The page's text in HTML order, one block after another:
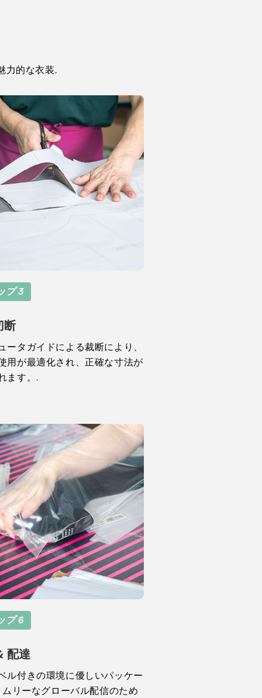
力的な衣装.
プ 3
断
ータガイドによる裁断により、
用が最適化され、正確な寸法が
ます。.
プ 6
配達
ル付きの環境に優しいパッケー
リーなグローバル配信のため